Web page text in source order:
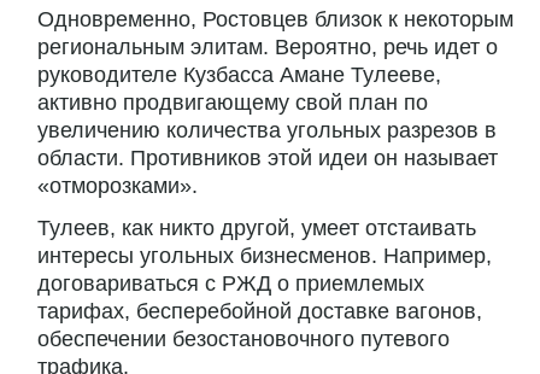
Одновременно, Ростовцев близок к некоторым
региональным элитам. Вероятно, речь идет о
руководителе Кузбасса Амане Тулееве,
активно продвигающему свой план по
увеличению количества угольных разрезов в
области. Противников этой идеи он называет
«отморозками».
Тулеев, как никто другой, умеет отстаивать
интересы угольных бизнесменов. Например,
договариваться с РЖД о приемлемых
тарифах, бесперебойной доставке вагонов,
обеспечении безостановочного путевого
трафика.